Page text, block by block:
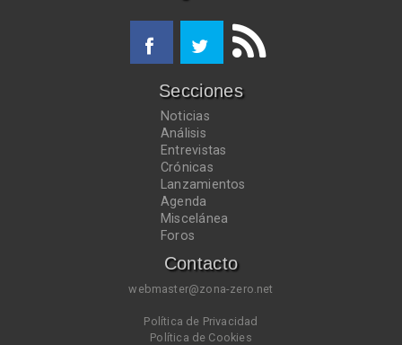
Secciones
Noticias
Análisis
Entrevistas
Crónicas
Lanzamientos
Agenda
Miscelánea
Foros
Contacto
webmaster@zona-zero.net
Política de Privacidad
Política de Cookies